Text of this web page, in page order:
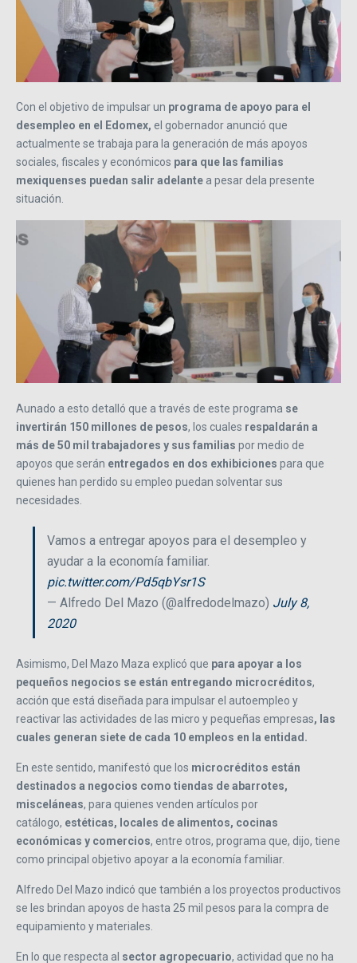
Con el objetivo de impulsar un programa de apoyo para el
desempleo en el Edomex, el gobernador anunció que
actualmente se trabaja para la generación de más apoyos
sociales, fiscales y económicos para que las familias
mexiquenses puedan salir adelante a pesar dela presente
situación.
Aunado a esto detalló que a través de este programa se
invertirán 150 millones de pesos, los cuales respaldarán a
más de 50 mil trabajadores y sus familias por medio de
apoyos que serán entregados en dos exhibiciones para que
quienes han perdido su empleo puedan solventar sus
necesidades.
Vamos a entregar apoyos para el desempleo y
ayudar a la economía familiar.
pic.twitter.com/Pd5qbYsr1S
— Alfredo Del Mazo (@alfredodelmazo) July 8,
2020
Asimismo, Del Mazo Maza explicó que para apoyar a los
pequeños negocios se están entregando microcréditos,
acción que está diseñada para impulsar el autoempleo y
reactivar las actividades de las micro y pequeñas empresas, las
cuales generan siete de cada 10 empleos en la entidad.
En este sentido, manifestó que los microcréditos están
destinados a negocios como tiendas de abarrotes,
misceláneas, para quienes venden artículos por
catálogo, estéticas, locales de alimentos, cocinas
económicas y comercios, entre otros, programa que, dijo, tiene
como principal objetivo apoyar a la economía familiar.
Alfredo Del Mazo indicó que también a los proyectos productivos
se les brindan apoyos de hasta 25 mil pesos para la compra de
equipamiento y materiales.
En lo que respecta al sector agropecuario, actividad que no ha